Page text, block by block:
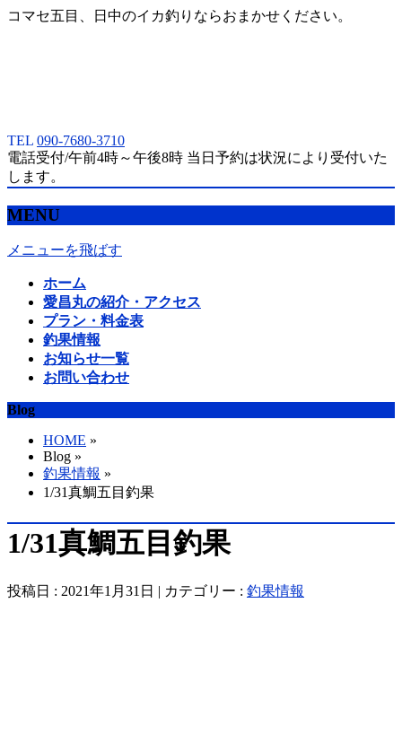
コマセ五目、日中のイカ釣りならおまかせください。
TEL 090-7680-3710
電話受付/午前4時～午後8時 当日予約は状況により受付いた
します。
MENU
メニューを飛ばす
ホーム
愛昌丸の紹介・アクセス
プラン・料金表
釣果情報
お知らせ一覧
お問い合わせ
Blog
HOME »
Blog »
釣果情報 »
1/31真鯛五目釣果
1/31真鯛五目釣果
投稿日 : 2021年1月31日 | カテゴリー : 釣果情報